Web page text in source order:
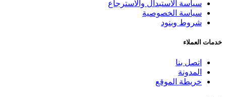
سياسة الاستبدال والاسترجاع
سياسة الخصوصية
شروط وبنود
خدمات العملاء
اتصل بنا
المدونة
خريطة الموقع